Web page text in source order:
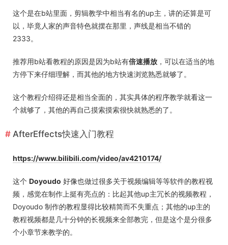
这个是在b站里面，剪辑教学中相当有名的up主，讲的还算是可
以，毕竟人家的声音特色就摆在那里，声线是相当不错的
2333。
推荐用b站看教程的原因是因为b站有倍速播放 ，可以在适当的地
方停下来仔细理解，而其他的地方快速浏览熟悉就够了。
这个教程介绍得还是相当全面的，其实具体的程序教学就看这一
个就够了，其他的再自己摸索摸索很快就熟悉的了。
AfterEffects快速入门教程
https://www.bilibili.com/video/av4210174/
这个 Doyoudo 好像也做过很多关于视频编辑等等软件的教程视
频，感觉在制作上挺有亮点的：比起其他up主冗长的视频教程，
Doyoudo 制作的教程显得比较精简而不失重点；其他的up主的
教程视频都是几十分钟的长视频来全部教完，但是这个是分很多
个小章节来教学的。